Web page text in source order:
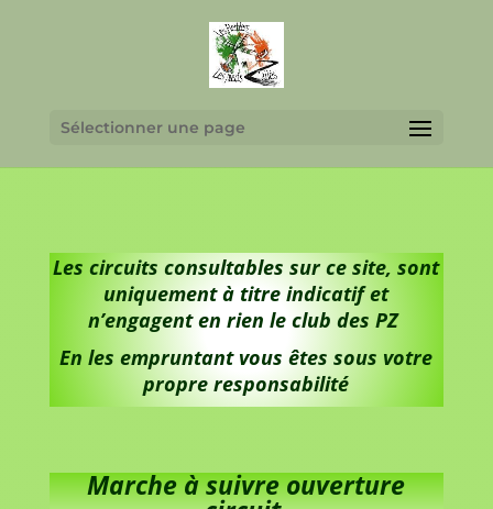
Sélectionner une page
Les circuits consultables sur ce site, sont
uniquement à titre indicatif et
n’engagent en rien le club des PZ
En les empruntant vous êtes sous votre
propre responsabilité
Marche à suivre ouverture